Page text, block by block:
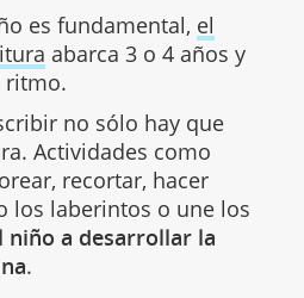
es fundamental, el
abarca 3 o 4 años y
ritmo.
no sólo hay que
Actividades como
recortar, hacer
los laberintos o une los
niño a desarrollar la
.